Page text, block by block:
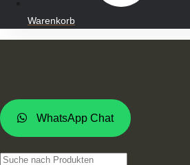
Warenkorb
WhatsApp Chat
Products